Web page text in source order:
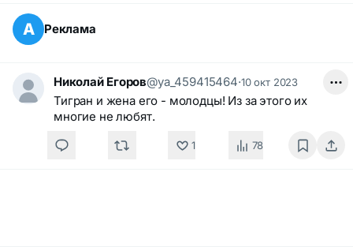
А Реклама
Николай Егоров@ya_459415464·10 окт 2023
Тигран и жена его - молодцы! Из за этого их
многие не любят.
1 78